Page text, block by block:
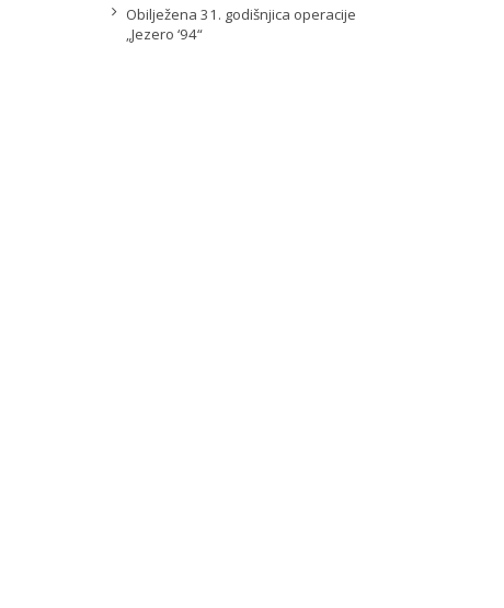
Obilježena 31. godišnjica operacije
„Jezero ‘94“